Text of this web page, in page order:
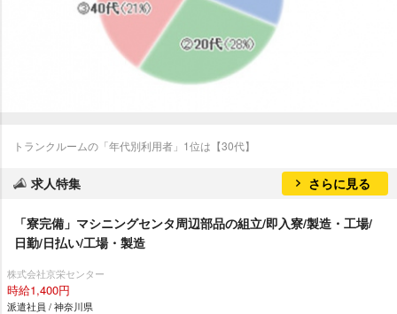
トランクルームの「年代別利用者」1位は【30代】
求人特集 さらに見る
「寮完備」マシニングセンタ周辺部品の組立/即入寮/製造・工場/
日勤/日払い/工場・製造
株式会社京栄センター
時給1,400円
派遣社員 / 神奈川県